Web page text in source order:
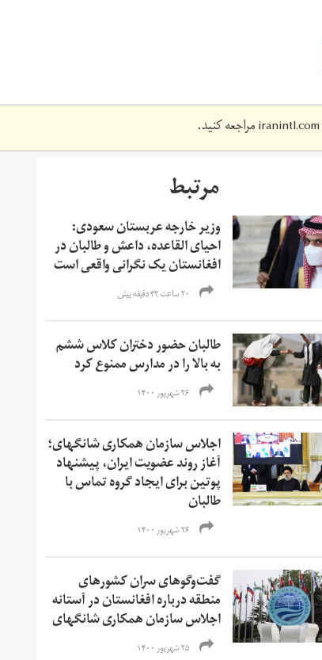
iranintl.comمراجعه کنید.
مرتبط
وزیر خارجه عربستان سعودی:
احیای القاعده،‌ داعش و طالبان در
افغانستان یک نگرانی واقعی است
۲۰ ساعت ۴۳ دقیقه پیش
طالبان حضور دختران کلاس ششم
به بالا را در مدارس ممنوع کرد
۲۶ شهریور ۱۴۰۰
اجلاس سازمان همکاری شانگهای؛
آغاز روند عضویت ایران، پیشنهاد
پوتین برای ایجاد گروه تماس با
طالبان
۲۶ شهریور ۱۴۰۰
گفت‌وگوهای سران کشورهای
منطقه درباره افغانستان در آستانه
اجلاس سازمان همکاری شانگهای
۲۵ شهریور ۱۴۰۰